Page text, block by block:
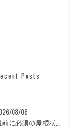
Posts
08/08